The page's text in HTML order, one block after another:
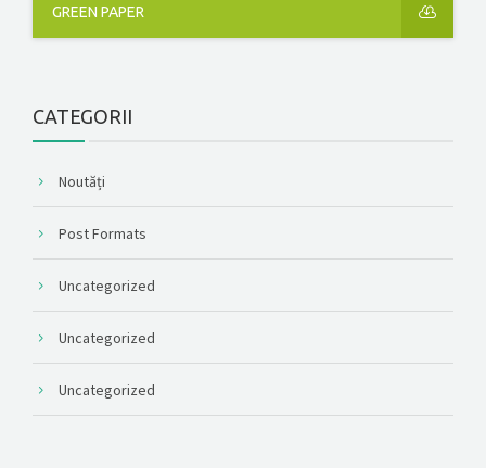
GREEN PAPER
CATEGORII
Noutăți
Post Formats
Uncategorized
Uncategorized
Uncategorized